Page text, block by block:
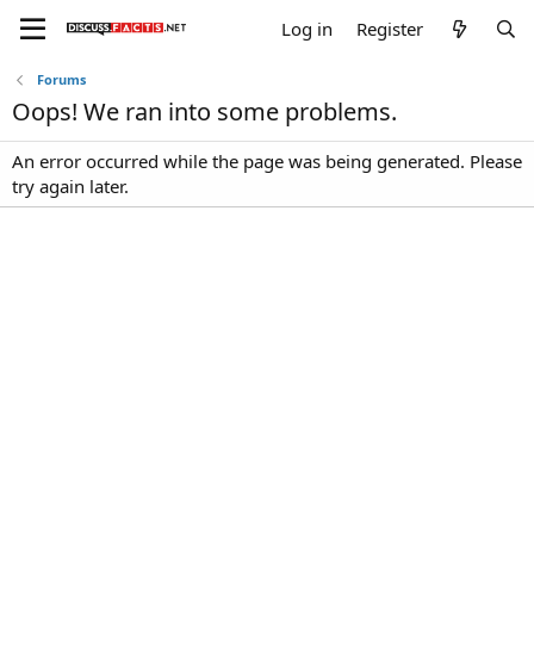
Log in Register
Forums
Oops! We ran into some problems.
An error occurred while the page was being generated. Please
try again later.